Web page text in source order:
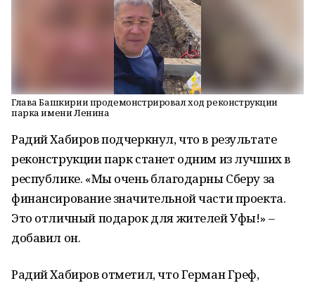
Глава Башкирии продемонстрировал ход реконструкции
парка имени Ленина
Радий Хабиров подчеркнул, что в результате
реконструкции парк станет одним из лучших в
республике. «Мы очень благодарны Сберу за
финансирование значительной части проекта.
Это отличный подарок для жителей Уфы!» –
добавил он.
Радий Хабиров отметил, что Герман Греф,